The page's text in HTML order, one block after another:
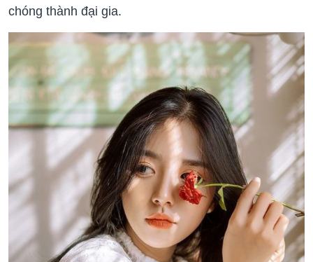
chóng thành đại gia.